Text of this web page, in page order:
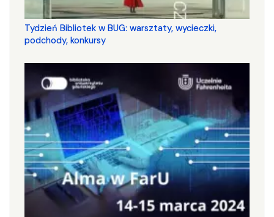
Tydzień Bibliotek w BUG: warsztaty, wycieczki,
podchody, konkursy